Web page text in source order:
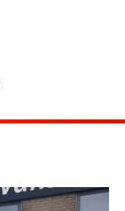
RIJMARAN
FAQ